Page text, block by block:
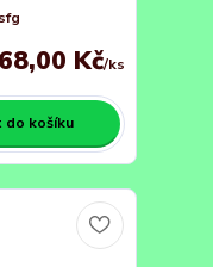
Kč/ks
do košíku